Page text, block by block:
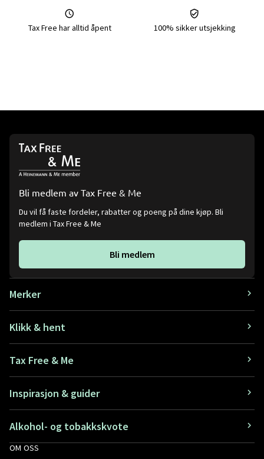
Tax Free har alltid åpent 100% sikker utsjekking
Bli medlem av Tax Free & Me
Du vil få faste fordeler, rabatter og poeng på dine kjøp. Bli
medlem i Tax Free & Me
Bli medlem
Merker
Klikk & hent
Tax Free & Me
Inspirasjon & guider
Alkohol- og tobakkskvote
OM OSS